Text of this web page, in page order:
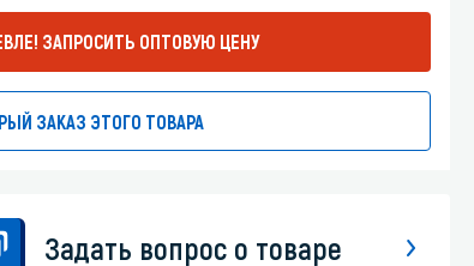
ЗАПРОСИТЬ ОПТОВУЮ ЦЕНУ
ЗАКАЗ ЭТОГО ТОВАРА
Задать вопрос о товаре